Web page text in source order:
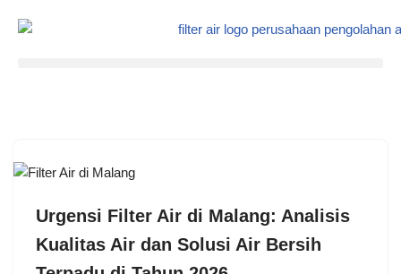
Urgensi Filter Air di Malang: Analisis
Kualitas Air dan Solusi Air Bersih